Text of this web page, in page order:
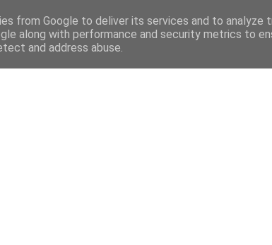
Menciones Mega Menu
from Google to deliver its services and to analyze
along with performance and security metrics to
and address abuse.